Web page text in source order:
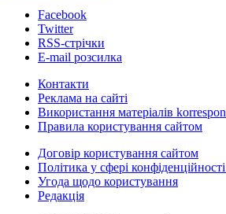
Facebook
Twitter
RSS-стрічки
E-mail розсилка
Контакти
Реклама на сайті
Використання матеріалів
Правила користування сайтом
Договір користування сайтом
Політика у сфері
Угода щодо користування
Редакція